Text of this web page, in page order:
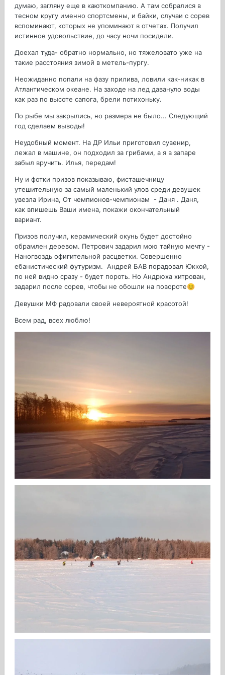
думаю, загляну еще в каюткомпанию. А там собралися в
тесном кругу именно спортсмены, и байки, случаи с сорев
вспоминают, которых не упоминают в отчетах. Получил
истинное удовольствие, до часу ночи посидели.
Доехал туда- обратно нормально, но тяжеловато уже на
такие расстояния зимой в метель-пургу.
Неожиданно попали на фазу прилива, ловили как-никак в
Атлантическом океане. На заходе на лед давануло воды
как раз по высоте сапога, брели потихоньку.
По рыбе мы закрылись, но размера не было... Следующий
год сделаем выводы!
Неудобный момент. На ДР Ильи приготовил сувенир,
лежал в машине, он подходил за грибами, а я в запаре
забыл вручить. Илья, передам!
Ну и фотки призов показываю, фисташечницу
утешительную за самый маленький улов среди девушек
увезла Ирина, От чемпионов-чемпионам - Даня . Даня,
как впишешь Ваши имена, покажи окончательный
вариант.
Призов получил, керамический окунь будет достойно
обрамлен деревом. Петрович задарил мою тайную мечту -
Наногвоздь офигительной расцветки. Совершенно
ебанистический футуризм. Андрей БАВ порадовал Юккой,
по ней видно сразу - будет пороть. Но Андрюха хитрован,
задарил после сорев, чтобы не обошли на повороте😊
Девушки МФ радовали своей невероятной красотой!
Всем рад, всех люблю!